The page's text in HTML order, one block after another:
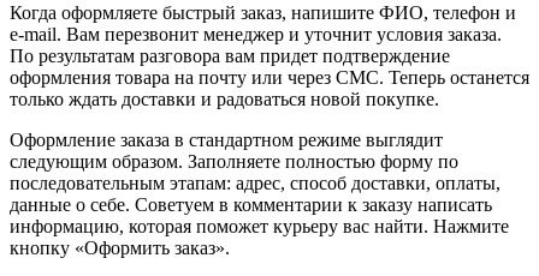
Когда оформляете быстрый заказ, напишите ФИО, телефон и
e-mail. Вам перезвонит менеджер и уточнит условия заказа.
По результатам разговора вам придет подтверждение
оформления товара на почту или через СМС. Теперь останется
только ждать доставки и радоваться новой покупке.
Оформление заказа в стандартном режиме выглядит
следующим образом. Заполняете полностью форму по
последовательным этапам: адрес, способ доставки, оплаты,
данные о себе. Советуем в комментарии к заказу написать
информацию, которая поможет курьеру вас найти. Нажмите
кнопку «Оформить заказ».